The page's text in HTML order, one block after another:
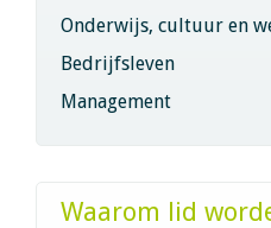
Onderwijs, cultuur en
Bedrijfsleven
Management
Waarom lid